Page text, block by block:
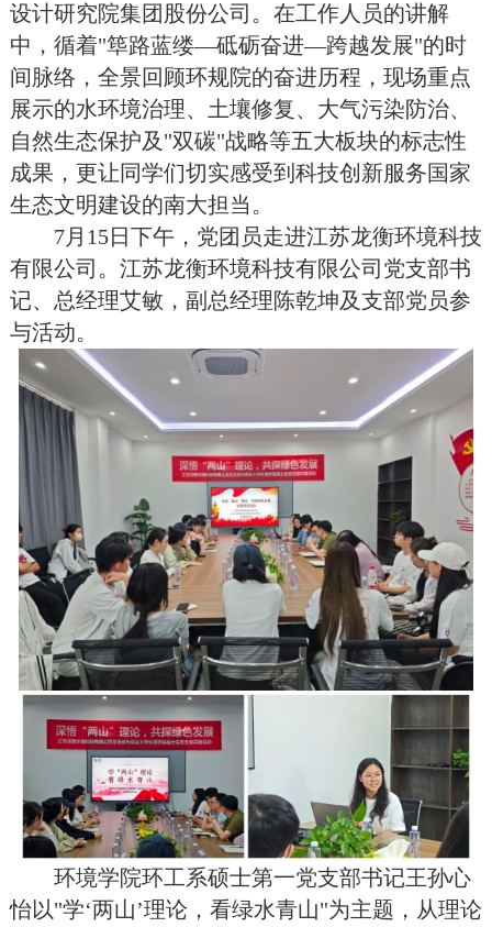
设计研究院集团股份公司。在工作人员的讲解
中，循着"筚路蓝缕—砥砺奋进—跨越发展"的时
间脉络，全景回顾环规院的奋进历程，现场重点
展示的水环境治理、土壤修复、大气污染防治、
自然生态保护及"双碳"战略等五大板块的标志性
成果，更让同学们切实感受到科技创新服务国家
生态文明建设的南大担当。
7月15日下午，党团员走进江苏龙衡环境科技
有限公司。江苏龙衡环境科技有限公司党支部书
记、总经理艾敏，副总经理陈乾坤及支部党员参
与活动。
环境学院环工系硕士第一党支部书记王孙心
怡以"学‘两山’理论，看绿水青山"为主题，从理论